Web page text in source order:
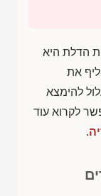
הדלת היא
את
להימצא
לקרוא עוד
.